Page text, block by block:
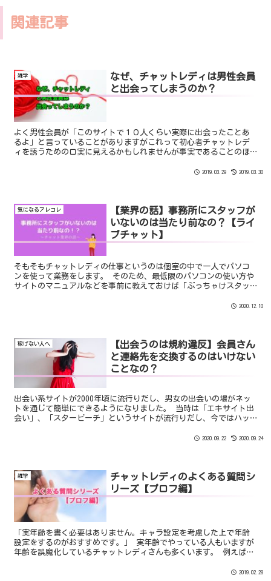
関連記事
雑学
なぜ、チャットレディは男性会員
と出会ってしまうのか？
よく男性会員が「このサイトで１０人くらい実際に出会ったことあ
るよ」と言っていることがありますがこれって初心者チャットレデ
ィを誘うための口実に見えるかもしれませんが事実であることのほ
2019.03.29 2019.03.30
気になるアレコレ
【業界の話】事務所にスタッフが
いないのは当たり前なの？【ライ
ブチャット】
そもそもチャットレディの仕事というのは個室の中で一人でパソコ
ンを使って業務をします。 そのため、最低限のパソコンの使い方や
サイトのマニュアルなどを事前に教えておけば「ぶっちゃけスタッ
2020.12.10
稼げない人へ
【出会うのは規約違反】会員さん
と連絡先を交換するのはいけない
ことなの？
出会い系サイトが2000年頃に流行りだし、男女の出会いの場がネッ
トを通じて簡単にできるようになりました。 当時は「エキサイト出
会い」、「スタービーチ」というサイトが流行りだし、今ではハッ
出会いを求めるのは出会い系サイトだけではなくライブチャットで
2020.09.22 2020.09.24
雑学
チャットレディのよくある質問シ
リーズ【プロフ編】
「実年齢を書く必要はありません。キャラ設定を考慮した上で年齢
設定をするのがおすすめです。」 実年齢でやっている人もいますが
年齢を誤魔化しているチャットレディさんも多くいます。 例えば、
2019.02.28